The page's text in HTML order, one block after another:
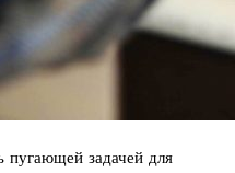
пугающей задачей для